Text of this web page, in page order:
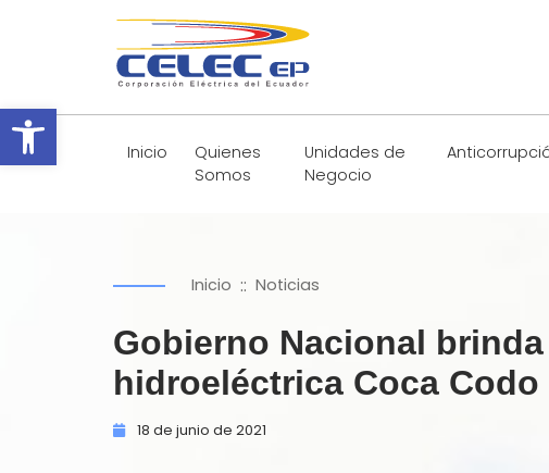
Abrir barra de herramientas
Inicio
Quienes
Somos
Unidades de
Negocio
Inicio :: Noticias
Gobierno Nacional
hidroeléctrica Coca
18 de junio de 2021